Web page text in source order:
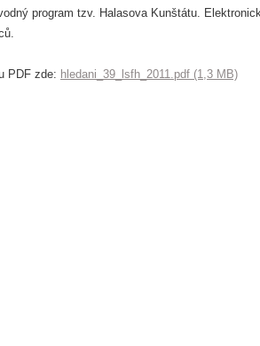
program tzv. Halasova Kunštátu.
PDF zde: hledani_39_lsfh_2011.pdf (1,3 MB)